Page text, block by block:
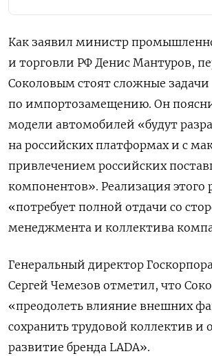
Как заявил министр
и торговли РФ Денис Мантуров,
Соколовым стоят сложные задачи
по импортозамещению. Он
модели автомобилей «будут
на российских платформах и с
привлечением российских
компонентов». Реализация этого
«потребует полной отдачи со
менеджмента и коллектива
Генеральный директор
Сергей Чемезов отметил, что
«преодолеть влияние внешних
сохранить трудовой коллектив и
развитие бренда LADA».